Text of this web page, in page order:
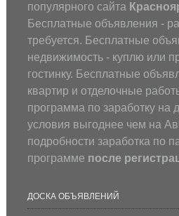
популярного сайта
Бесплатные объявления -
требуется. Бесплатные
недвижимость - куплю или
гостинку. Бесплатные
квартир и отделочные
программа по заработку на
условия выгоднее чем на
подробности заработка по
программе после
ДОСКА ОБЪЯВЛЕНИЙ